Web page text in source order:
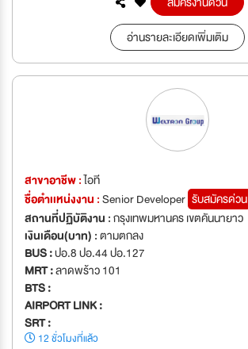
อ่านรายละเอียดเพิ่มเติม
สาขาอาชีพ :ไอที
ชื่อตำเเหน่งงาน :Senior Developer รับสมัครด่วน
สถานที่ปฏิบัติงาน :กรุงเทพมหานคร เขตคันนายาว
เงินเดือน(บาท) :ตามตกลง
BUS :ปอ.8 ปอ.44 ปอ.127
MRT :ลาดพร้าว 101
BTS :
AIRPORT LINK :
SRT :
12 ชั่วโมงที่แล้ว